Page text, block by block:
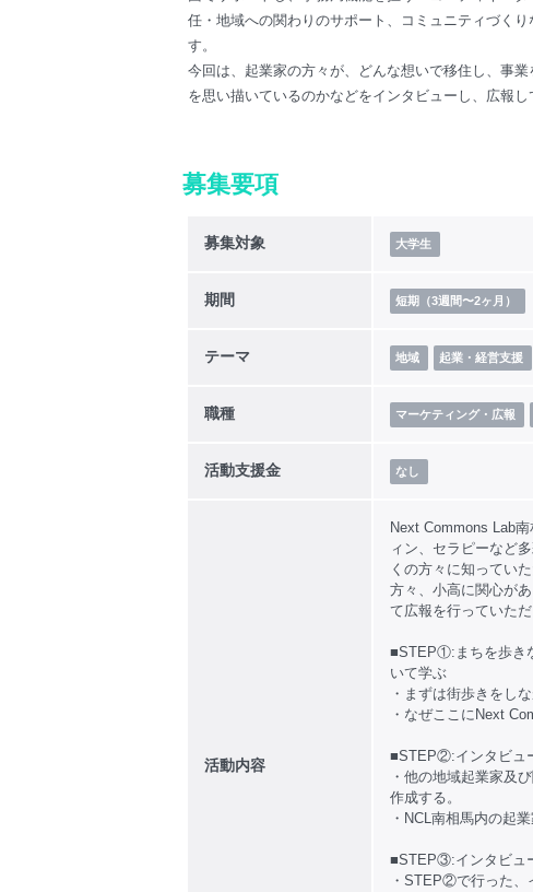
任・地域への関わりのサポート、コミュニティづく
す。
今回は、起業家の方々が、どんな想いで移住し、事
を思い描いているのかなどをインタビューし、広報し
募集要項
募集対象 大学生
期間 短期（3週間〜2ヶ月）
テーマ 地域 起業・経営支援
職種 マーケティング・広報
活動支援金 なし
活動内容
Next Commons Lab
ィン、セラピーなど
くの方々に知ってい
方々、小高に関心が
て広報を行っていただ
■STEP①:まちを歩き
いて学ぶ
・まずは街歩きをし
・なぜここにNext
■STEP②:インタビュ
・他の地域起業家及
作成する。
・NCL南相馬内の起
■STEP③:インタビュ
・STEP②で行った、